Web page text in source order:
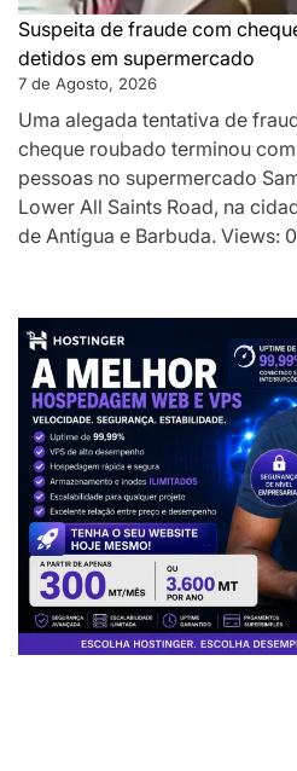
Suspeita de fraude com
detidos em supermercado
7 de Agosto, 2026
Uma alegada tentativa de
cheque roubado terminou
pessoas no supermercado
Lower All Saints Road, na
de Antígua e Barbuda. Views: 0